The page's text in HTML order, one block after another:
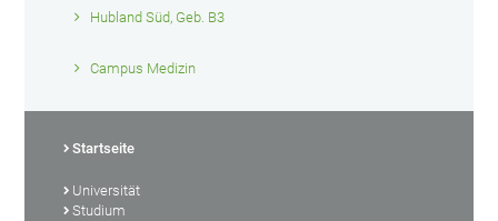
Hubland Süd, Geb. B3
Campus Medizin
Startseite
Universität
Studium